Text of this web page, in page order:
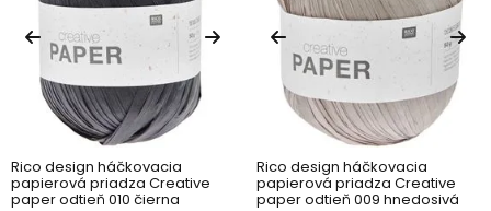
Rico design háčkovacia
papierová priadza Creative
paper odtieň 010 čierna
Rico design háčkovacia
papierová priadza Creative
paper odtieň 009 hnedosivá